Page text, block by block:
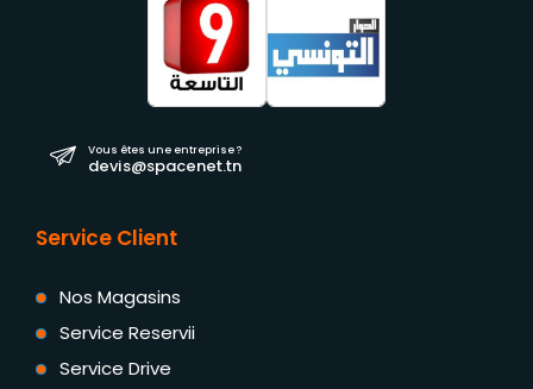
Vous êtes une entreprise ?
devis@spacenet.tn
Service Client
Nos Magasins
Service Reservii
Service Drive